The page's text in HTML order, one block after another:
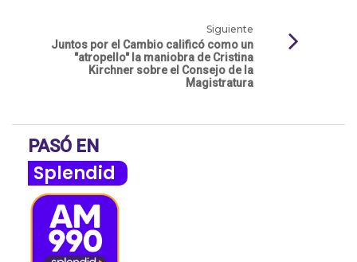
Siguiente
Juntos por el Cambio calificó como un
"atropello" la maniobra de Cristina
Kirchner sobre el Consejo de la
Magistratura
PASÓ EN
Splendid